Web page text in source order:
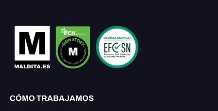
CÓMO TRABAJAMOS